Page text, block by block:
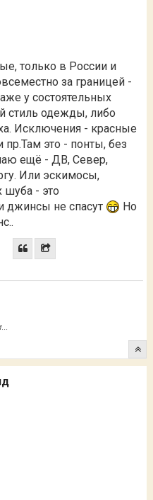
только в России и
за границей -
у состоятельных
стиль одежды, либо
Исключения - красные
это - понты, без
ещё - ДВ, Север,
Или эскимосы,
шуба - это
джинсы не спасут
Но